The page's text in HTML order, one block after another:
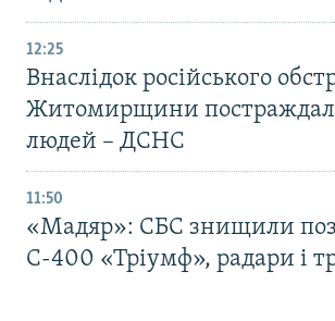
12:25
Внаслідок російського
Житомирщини
людей – ДСНС
11:50
«Мадяр»: СБС знищили
С-400 «Тріумф», радари і